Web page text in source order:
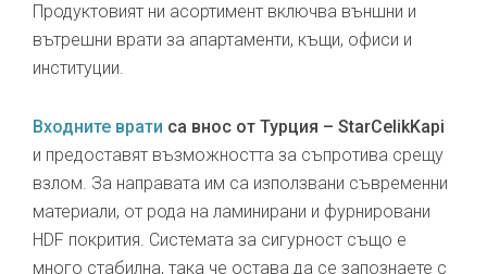
Продуктовият ни асортимент включва външни и
вътрешни врати за апартаменти, къщи, офиси и
институции.
Входните врати са внос от Турция – StarCelikKapi
и предоставят възможността за съпротива срещу
взлом. За направата им са използвани съвременни
материали, от рода на ламинирани и фурнировани
HDF покрития. Системата за сигурност също е
много стабилна, така че остава да се запознаете с